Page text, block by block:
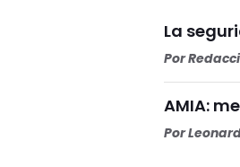
La
Por
AMIA:
Por